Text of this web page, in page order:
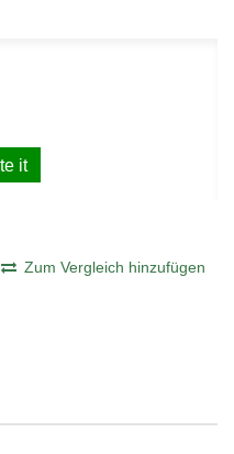
it
Zum Vergleich hinzufügen